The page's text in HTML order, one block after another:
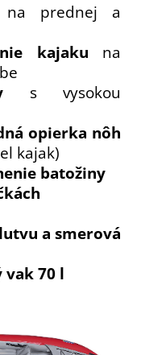
na prednej a
kajaku na
s vysokou
opierka nôh
kajak)
batožiny
a smerová
70 l